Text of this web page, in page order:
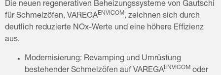
Die neuen regenerativen Beheizungssysteme von Gautschi
für Schmelzöfen, VAREGAENVICOM , zeichnen sich durch
deutlich reduzierte NOx-Werte und eine höhere Effizienz
aus.
Modernisierung: Revamping und Umrüstung
bestehender Schmelzöfen auf VAREGAENVICOM oder